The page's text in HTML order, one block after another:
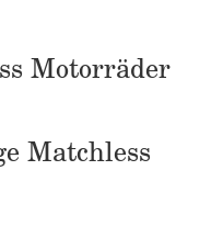
Motorräder
Matchless